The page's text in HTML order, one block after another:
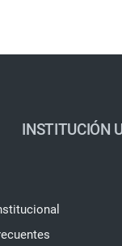
INSTITUCIÓN